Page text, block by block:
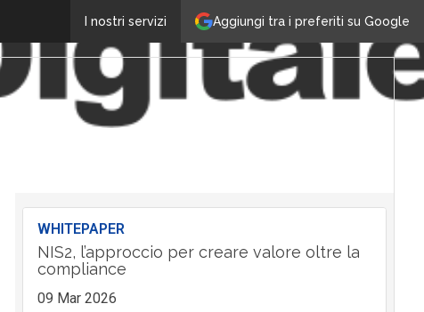
Aggiungi tra i preferiti su Google
I nostri servizi
WHITEPAPER
NIS2, l’approccio per creare valore oltre la
compliance
09 Mar 2026